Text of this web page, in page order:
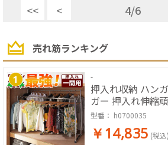
<< < 4/6
売れ筋ランキング
-
押入れ収納 ハン
ガー 押入れ伸縮
タ〕 一間用(幅
ハンガー スチー
型番： h0700035
￥14,835 (税込)